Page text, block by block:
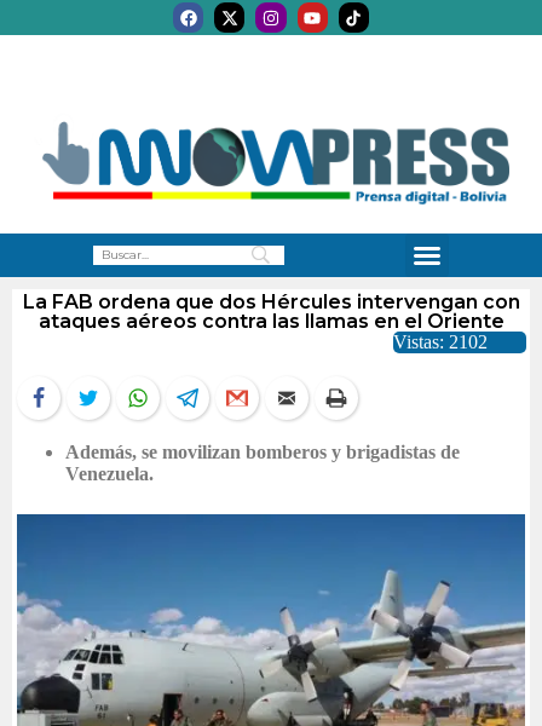
La FAB ordena que dos Hércules intervengan con
ataques aéreos contra las llamas en el Oriente
Vistas: 2102
Además, se movilizan bomberos y brigadistas de
Venezuela.